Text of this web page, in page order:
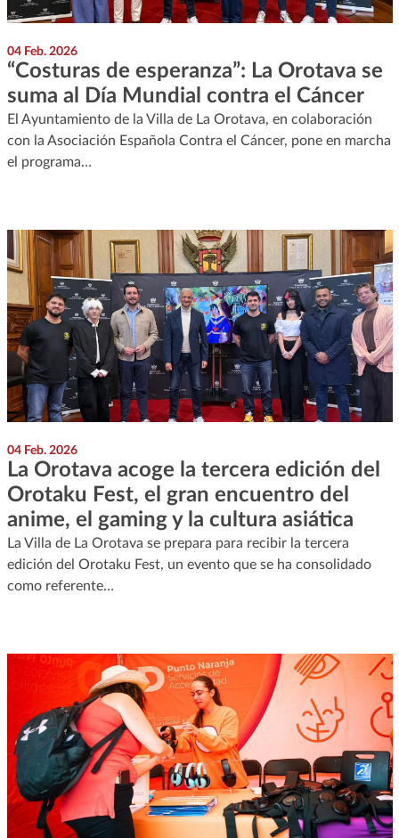
04 Feb. 2026
“Costuras de esperanza”: La Orotava se
suma al Día Mundial contra el Cáncer
El Ayuntamiento de la Villa de La Orotava, en colaboración
con la Asociación Española Contra el Cáncer, pone en marcha
el programa…
04 Feb. 2026
La Orotava acoge la tercera edición del
Orotaku Fest, el gran encuentro del
anime, el gaming y la cultura asiática
La Villa de La Orotava se prepara para recibir la tercera
edición del Orotaku Fest, un evento que se ha consolidado
como referente…